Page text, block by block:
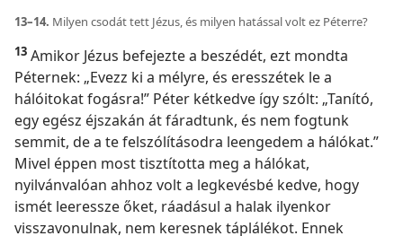
13–14. Milyen csodát tett Jézus, és milyen hatással volt ez Péterre?
13 Amikor Jézus befejezte a beszédét, ezt mondta
Péternek: „Evezz ki a mélyre, és eresszétek le a
hálóitokat fogásra!” Péter kétkedve így szólt: „Tanító,
egy egész éjszakán át fáradtunk, és nem fogtunk
semmit, de a te felszólításodra leengedem a hálókat.”
Mivel éppen most tisztította meg a hálókat,
nyilvánvalóan ahhoz volt a legkevésbé kedve, hogy
ismét leeressze őket, ráadásul a halak ilyenkor
visszavonulnak, nem keresnek táplálékot. Ennek